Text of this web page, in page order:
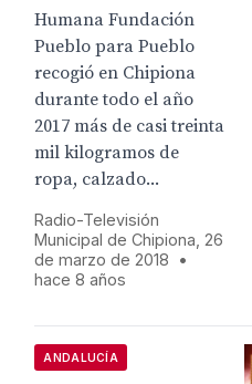
Humana Fundación
Pueblo para Pueblo
recogió en Chipiona
durante todo el año
2017 más de casi treinta
mil kilogramos de
ropa, calzado...
Radio-Televisión
Municipal de Chipiona, 26
de marzo de 2018
•
hace 8 años
ANDALUCÍA